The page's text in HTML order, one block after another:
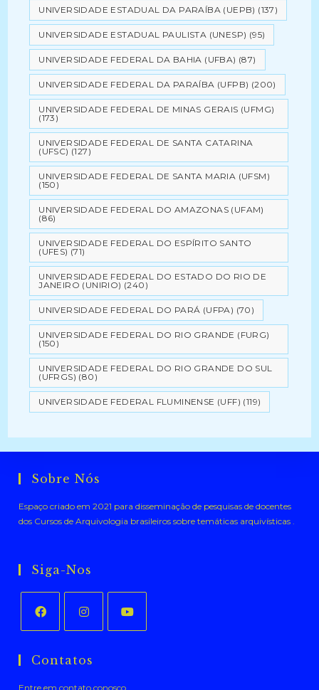
UNIVERSIDADE ESTADUAL DA PARAÍBA (UEPB) (137)
UNIVERSIDADE ESTADUAL PAULISTA (UNESP) (95)
UNIVERSIDADE FEDERAL DA BAHIA (UFBA) (87)
UNIVERSIDADE FEDERAL DA PARAÍBA (UFPB) (200)
UNIVERSIDADE FEDERAL DE MINAS GERAIS (UFMG)
(173)
UNIVERSIDADE FEDERAL DE SANTA CATARINA
(UFSC) (127)
UNIVERSIDADE FEDERAL DE SANTA MARIA (UFSM)
(150)
UNIVERSIDADE FEDERAL DO AMAZONAS (UFAM)
(86)
UNIVERSIDADE FEDERAL DO ESPÍRITO SANTO
(UFES) (71)
UNIVERSIDADE FEDERAL DO ESTADO DO RIO DE
JANEIRO (UNIRIO) (240)
UNIVERSIDADE FEDERAL DO PARÁ (UFPA) (70)
UNIVERSIDADE FEDERAL DO RIO GRANDE (FURG)
(150)
UNIVERSIDADE FEDERAL DO RIO GRANDE DO SUL
(UFRGS) (80)
UNIVERSIDADE FEDERAL FLUMINENSE (UFF) (119)
Sobre Nós
Espaço criado em 2021 para disseminação de pesquisas de docentes
dos Cursos de Arquivologia brasileiros sobre temáticas arquivísticas .
Siga-Nos
em
em
Contatos
Entre em contato conosco.